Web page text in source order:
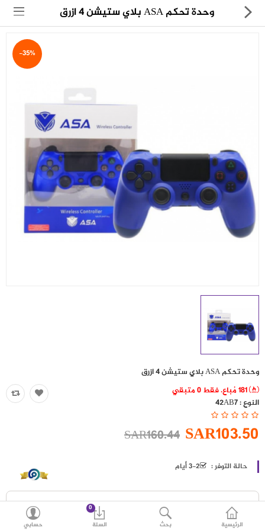
العروض
الكترونيات
المنزل
العناية الشخصية
العروض
منوع
شرائح بيانات ومكالمات
مقارنة
اللغات
الرئيسية بحث
0
السلة
حسابي
وحدة تحكم ASA بلاي ستيشن 4 ازرق
-35%
وحدة تحكم ASA بلاي ستيشن 4 ازرق
النوع :42AB7
SAR103.50
SAR160.44
حالة التوفر : 2-3 أيام